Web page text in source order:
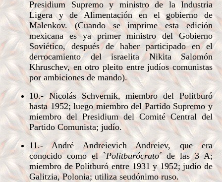
Presidium Supremo y ministro de la Industria
Ligera y de Alimentación en el gobierno de
Malenkov. (Cuando se imprime esta edición
mexicana es ya primer ministro del Gobierno
Soviético, después de haber participado en el
derrocamiento del israelita Nikita Salomón
Khruschev, en otro pleito entre judíos comunistas
por ambiciones de mando).
10.- Nicolás Schvernik, miembro del Politburó
hasta 1952; luego miembro del Partido Supremo y
miembro del Presidium del Comité Central del
Partido Comunista; judío.
11.- André Andreievich Andreiev, que era
conocido como el `Politburócrato´ de las 3 A;
miembro de Politburó entre 1931 y 1952; judío de
Galitzia, Polonia; utiliza seudónimo ruso.